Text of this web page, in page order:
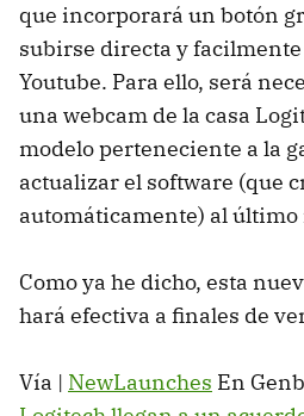
que incorporará un botón
subirse directa y
Youtube. Para ello, será
una webcam de la casa
modelo perteneciente a la
actualizar el software (que
automáticamente) al último
Como ya he dicho, esta
hará efectiva a finales de
Vía | NewLaunches En